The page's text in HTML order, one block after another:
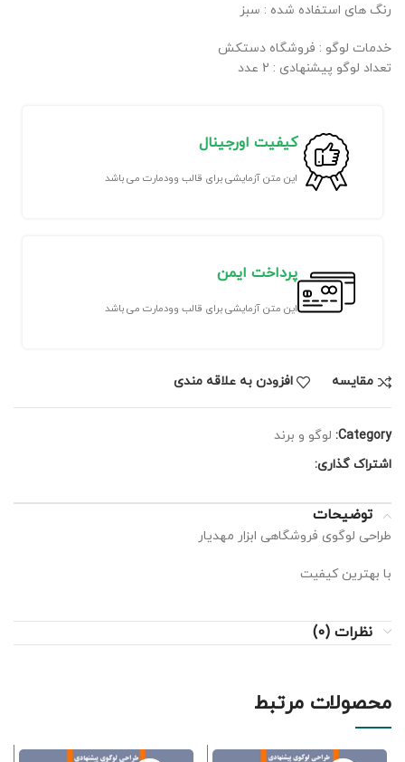
رنگ های استفاده شده : سبز
خدمات لوگو : فروشگاه دستکش
تعداد لوگو پیشنهادی : 2 عدد
کیفیت اورجینال
این متن آزمایشی برای قالب وودمارت می باشد
پرداخت ایمن
این متن آزمایشی برای قالب وودمارت می باشد
مقايسه افزودن به علاقه مندی
Category: لوگو و برند
اشتراک گذاری:
توضیحات
طراحی لوگوی فروشگاهی ابزار مهدیار
با بهترین کیفیت
نظرات (0)
محصولات مرتبط